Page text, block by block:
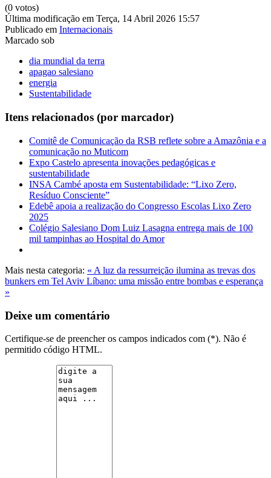
(0 votos)
Última modificação em Terça, 14 Abril 2026 15:57
Publicado em Internacionais
Marcado sob
dia mundial da terra
apagao salesiano
energia
Sustentabilidade
Itens relacionados (por marcador)
Comitê de Comunicação da RSB reflete sobre a Amazônia e a
comunicação no Muticom
Expo Castelo apresenta inovações pedagógicas e
sustentabilidade
INSA Cambé aposta em Sustentabilidade: “Lixo Zero,
Resíduo Consciente”
Edebê apoia a realização do Congresso Escolas Lixo Zero
2025
Colégio Salesiano Dom Luiz Lasagna entrega mais de 100
mil tampinhas ao Hospital do Amor
Mais nesta categoria: « A luz da ressurreição ilumina as trevas dos
bunkers em Tel Aviv Líbano: uma missão entre bombas e esperança
»
Deixe um comentário
Certifique-se de preencher os campos indicados com (*). Não é
permitido código HTML.